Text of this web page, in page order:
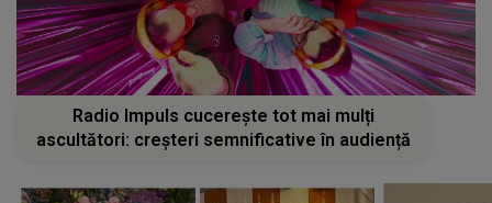
Radio Impuls cucerește tot mai mulți
ascultători: creșteri semnificative în audiență